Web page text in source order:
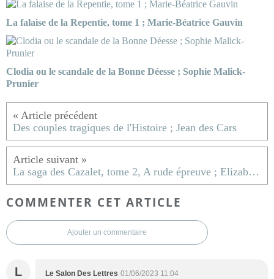
La falaise de la Repentie, tome 1 ; Marie-Béatrice Gauvin
Clodia ou le scandale de la Bonne Déesse ; Sophie Malick-
Prunier
Des couples tragiques de l'Histoire ; Jean des Cars
La saga des Cazalet, tome 2, A rude épreuve ; Elizabeth Jane Howard
COMMENTER CET ARTICLE
Ajouter un commentaire
L Le Salon Des Lettres 01/06/2023 11:04